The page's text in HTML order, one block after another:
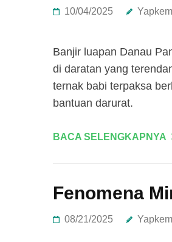
10/04/2025
Banjir luapan Danau
di daratan yang
ternak babi terpaksa
bantuan darurat.
BACA SELENGKAPNYA
Fenomena
08/21/2025